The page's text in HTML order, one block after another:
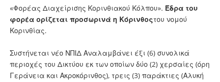
«Φορέας Διαχείρισης Κορινθιακού Κόλπου». Έδρα του
φορέα ορίζεται προσωρινά η Κόρινθοςτου νομού
Κορινθίας.
Συστήνεται νέο ΝΠΙΔ Αναλαμβάνει έξι (6) συνολικά
περιοχές του Δικτύου εκ των οποίων δύο (2) χερσαίες (όρη
Γεράνεια και Ακροκόρινθος), τρεις (3) παράκτιες (Αλυκή